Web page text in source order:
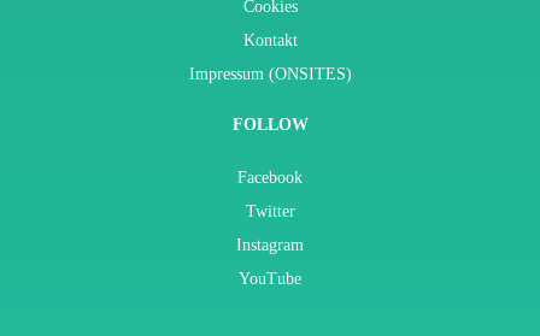
Cookies
Kontakt
Impressum (ONSITES)
FOLLOW
Facebook
Twitter
Instagram
YouTube